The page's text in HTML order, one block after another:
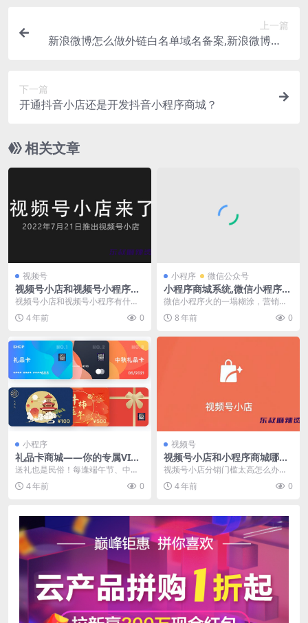
上一篇
新浪微博怎么做外链白名单域名备案,新浪微博蓝V
下一篇
开通抖音小店还是开发抖音小程序商城？
相关文章
视频号
视频号小店和视频号小程序商
城有什么区别？
视频号小店和视频号小程序有什么
不同？视频号小店和视频号小程序
商城有什么区别？ 1...
4 年前 0
小程序 微信公众号
小程序商城系统,微信小程序打
通版分销商城
微信小程序火的一塌糊涂，营销价
值越来越突出；再加上前不久小程
序斩获创新科技奖更加...
8 年前 0
小程序
礼品卡商城——你的专属VIP
折扣，社交新名片！
送礼也是民俗！每逢端午节、中秋
节、春节，各种礼品层出不穷，有
些大公司，经常派发一...
4 年前 0
视频号
视频号小店和小程序商城哪个
好？为什么视频号分销要用小
程序商城
视频号小店分销门槛太高怎么办？
很多商家选择自建小程序商城入驻
选品中心，实现视频号...
4 年前 0